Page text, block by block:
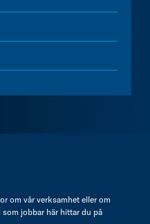
om vår verksamhet eller om
jobbar här hittar du på